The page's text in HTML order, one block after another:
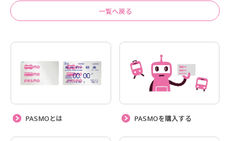
一覧へ戻る
PASMOとは PASMOを購入する